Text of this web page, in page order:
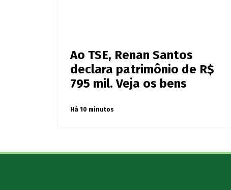
Ao TSE, Renan Santos
declara patrimônio de R$
795 mil. Veja os bens
Há 10 minutos